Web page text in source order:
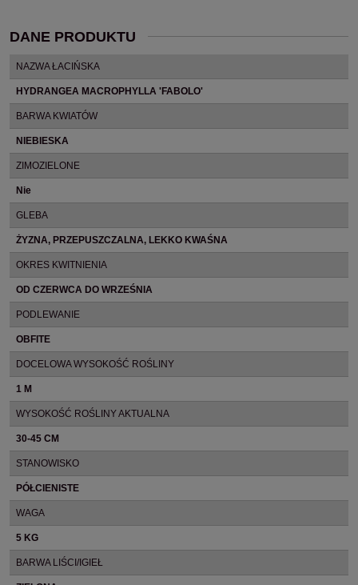
DANE PRODUKTU
NAZWA ŁACIŃSKA
HYDRANGEA MACROPHYLLA 'FABOLO'
BARWA KWIATÓW
NIEBIESKA
ZIMOZIELONE
Nie
GLEBA
ŻYZNA, PRZEPUSZCZALNA, LEKKO KWAŚNA
OKRES KWITNIENIA
OD CZERWCA DO WRZEŚNIA
PODLEWANIE
OBFITE
DOCELOWA WYSOKOŚĆ ROŚLINY
1 M
WYSOKOŚĆ ROŚLINY AKTUALNA
30-45 CM
STANOWISKO
PÓŁCIENISTE
WAGA
5 KG
BARWA LIŚCI/IGIEŁ